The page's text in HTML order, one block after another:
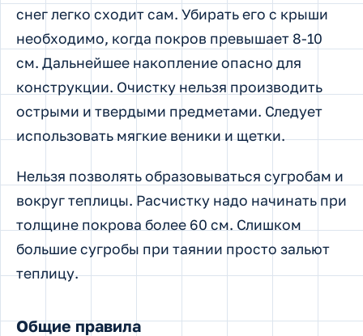
снег легко сходит сам. Убирать его с крыши
необходимо, когда покров превышает 8-10
см. Дальнейшее накопление опасно для
конструкции. Очистку нельзя производить
острыми и твердыми предметами. Следует
использовать мягкие веники и щетки.
Нельзя позволять образовываться сугробам и
вокруг теплицы. Расчистку надо начинать при
толщине покрова более 60 см. Слишком
большие сугробы при таянии просто зальют
теплицу.
Общие правила